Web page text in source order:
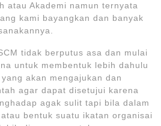
atau Akademi namun ternyata
kami bayangkan dan banyak
tidak berputus asa dan mulai
untuk membentuk lebih dahulu
akan mengajukan dan
agar dapat disetujui karena
agak sulit tapi bila dalam
bentuk suatu ikatan organisai